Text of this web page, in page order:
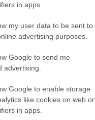
in apps.
my user data to be sent to
advertising purposes.
Google to send me
advertising.
Google to enable storage
like cookies on web or
in apps.